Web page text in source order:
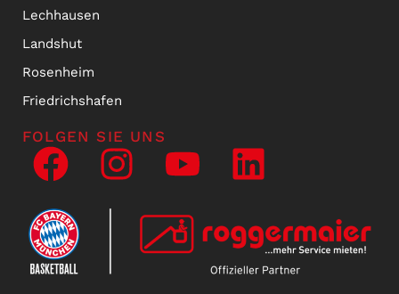
Lechhausen
Landshut
Rosenheim
Friedrichshafen
FOLGEN SIE UNS